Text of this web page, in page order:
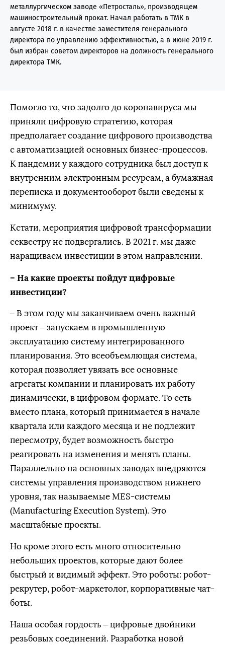
металлургическом заводе «Петросталь», производящем
машиностроительный прокат. Начал работать в ТМК в
августе 2018 г. в качестве заместителя генерального
директора по управлению эффективностью, а в июне 2019 г.
был избран советом директоров на должность генерального
директора ТМК.
Помогло то, что задолго до коронавируса мы
приняли цифровую стратегию, которая
предполагает создание цифрового производства
с автоматизацией основных бизнес-процессов.
К пандемии у каждого сотрудника был доступ к
внутренним электронным ресурсам, а бумажная
переписка и документооборот были сведены к
минимуму.
Кстати, мероприятия цифровой трансформации
секвестру не подвергались. В 2021 г. мы даже
наращиваем инвестиции в этом направлении.
– На какие проекты пойдут цифровые
инвестиции?
– В этом году мы заканчиваем очень важный
проект – запускаем в промышленную
эксплуатацию систему интегрированного
планирования. Это всеобъемлющая система,
которая позволяет увязать все основные
агрегаты компании и планировать их работу
динамически, в цифровом формате. То есть
вместо плана, который принимается в начале
квартала или каждого месяца и не подлежит
пересмотру, будет возможность быстро
реагировать на изменения и менять планы.
Параллельно на основных заводах внедряются
системы управления производством нижнего
уровня, так называемые MES-системы
(Manufacturing Execution System). Это
масштабные проекты.
Но кроме этого есть много относительно
небольших проектов, которые дают более
быстрый и видимый эффект. Это роботы: робот-
рекрутер, робот-маркетолог, корпоративные чат-
боты.
Наша особая гордость – цифровые двойники
резьбовых соединений. Разработка новой